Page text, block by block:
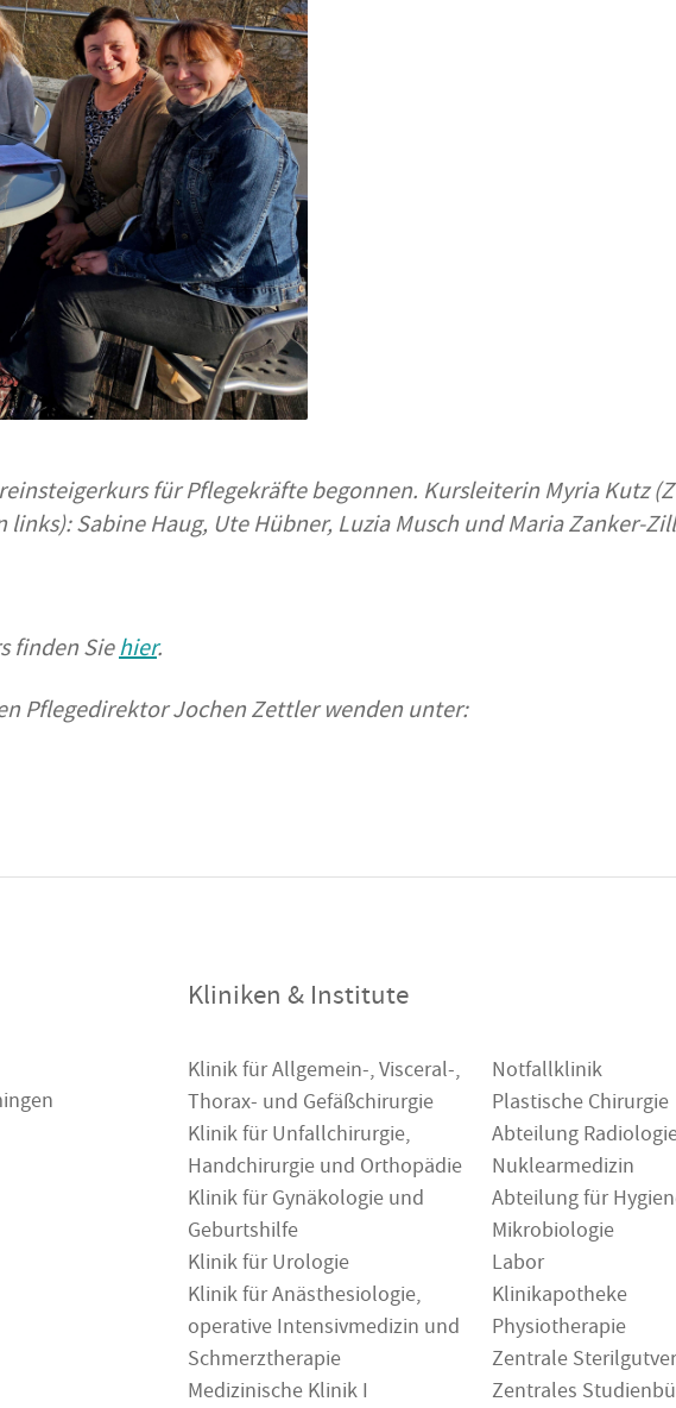
für Pflegekräftebegonnen. Kursleiterin Myria Kutz
Sabine Haug, Ute Hübner, Luzia Musch und Maria Zanker-
finden Siehier.
Pflegedirektor Jochen Zettler wenden unter:
Kliniken & Institute
Klinik für Allgemein-, Visceral-,
Thorax- und Gefäßchirurgie
Klinik für Unfallchirurgie,
Handchirurgie und Orthopädie
Klinik für Gynäkologie und
Geburtshilfe
Klinik für Urologie
Klinik für Anästhesiologie,
operative Intensivmedizin und
Schmerztherapie
Medizinische Klinik I
Notfallklinik
Plastische Chirurgie
Abteilung
Nuklearmedizin
Abteilung für
Mikrobiologie
Labor
Klinikapotheke
Physiotherapie
Zentrale
Zentrales